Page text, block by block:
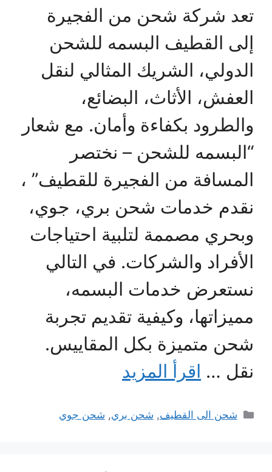
تعد شركة شحن من الفجيرة
إلى القطيف البسمه للشحن
الدولي، الشريك المثالي لنقل
العفش، الأثاث، البضائع،
والطرود بكفاءة وأمان. مع شعار
“البسمه للشحن – نختصر
المسافة من الفجيرة للقطيف” ،
نقدم خدمات شحن بري، جوي،
وبحري مصممة لتلبية احتياجات
الأفراد والشركات. في التالي
نستعرض خدمات البسمه،
مميزاتها، وكيفية تقديم تجربة
شحن متميزة بكل المقاييس.
نقل … اقرأ المزيد
التصنيفات
شحن الى القطيف, شحن بري, شحن جوي